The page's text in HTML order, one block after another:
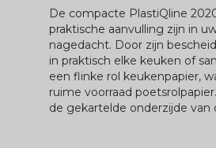
De compacte PlastiQline
praktische aanvulling zijn in
nagedacht. Door zijn
in praktisch elke keuken of
een flinke rol keukenpapier,
ruime voorraad
de gekartelde onderzijde van